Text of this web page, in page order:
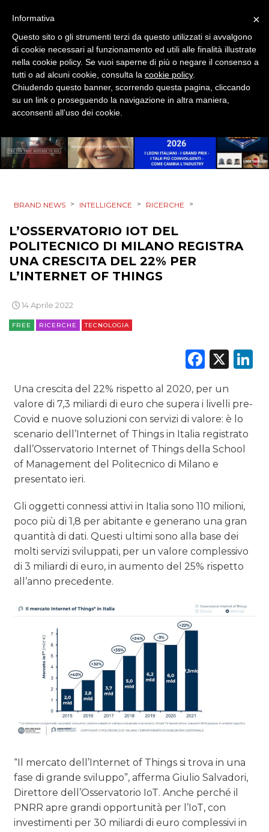
CINEMA
DIGITALE
EDITORIA
ESTERNA
RADIO / AUDIO
TV
DATI
RICERCHE
PREVISIONI/SCENARI
CASE HISTORY
OPINIONI
BRAND NEWS > INTELLIGENCE > RICERCHE >
L’OSSERVATORIO IOT DEL
POLITECNICO DI MILANO REGISTRA
UNA CRESCITA DEL 22% PER
L’INTERNET OF THINGS
14 Aprile 2022
FREE RICERCHE TECNOLOGIA
X
Una crescita del 22% rispetto al 2020, per un
valore di 7,3 miliardi di euro che supera i livelli pre-
Covid e nuove soluzioni con servizi di valore: è lo
scenario dell’Internet of Things in Italia registrato
dall’Osservatorio Internet of Things della School
of Management del Politecnico di Milano e
presentato ieri.
Gli oggetti connessi attivi in Italia sono 110 milioni,
poco più di 1,8 per abitante e generano una gran
quantità di dati. Questi ultimi sono alla base dei
molti servizi sviluppati, per un valore complessivo
di 3 miliardi di euro, in aumento del 25% rispetto
all’anno precedente.
“Il mercato dell’Internet of Things si trova in una
fase di grande sviluppo”, afferma Giulio Salvadori,
Direttore dell’Osservatorio IoT. Anche perché il
PNRR apre grandi opportunità per l’IoT, con
investimenti per 30 miliardi di euro complessivi in
×
Informativa
Questo sito o gli strumenti terzi da questo utilizzati si avvalgono
di cookie necessari al funzionamento ed utili alle finalità illustrate
nella cookie policy. Se vuoi saperne di più o negare il consenso a
tutti o ad alcuni cookie, consulta la cookie policy.
Chiudendo questo banner, scorrendo questa pagina, cliccando
su un link o proseguendo la navigazione in altra maniera,
acconsenti all’uso dei cookie.